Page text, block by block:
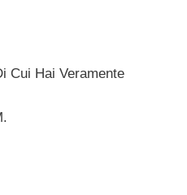
Cui Hai Veramente